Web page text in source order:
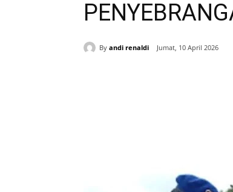
By andi renaldi Jumat, 10 April 2026